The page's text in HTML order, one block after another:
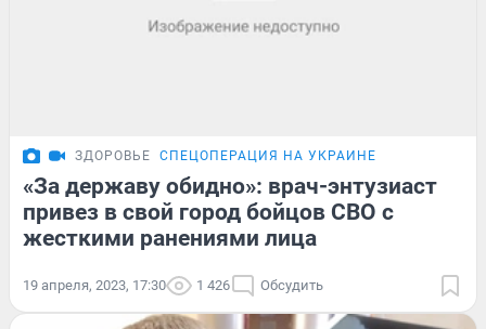
ЗДОРОВЬЕ СПЕЦОПЕРАЦИЯ НА УКРАИНЕ
«За державу обидно»: врач-энтузиаст
привез в свой город бойцов СВО с
жесткими ранениями лица
19 апреля, 2023, 17:30 1 426 Обсудить